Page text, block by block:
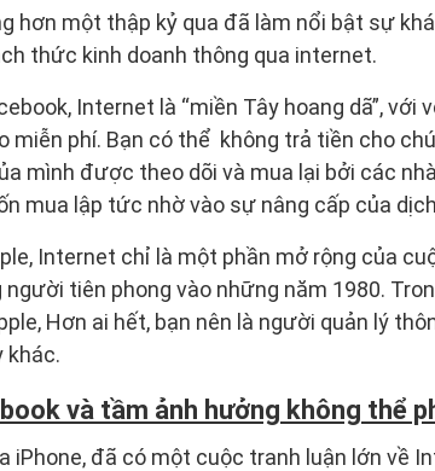
hơn một thập kỷ qua đã làm nổi bật sự
thức kinh doanh thông qua internet.
Internet là “miền Tây hoang dã”, với
miễn phí. Bạn có thể không trả tiền cho
mình được theo dõi và mua lại bởi các
mua lập tức nhờ vào sự nâng cấp của
Internet chỉ là một phần mở rộng của
người tiên phong vào những năm 1980.
Hơn ai hết, bạn nên là người quản lý
khác.
và tầm ảnh hưởng không thể
iPhone, đã có một cuộc tranh luận lớn về